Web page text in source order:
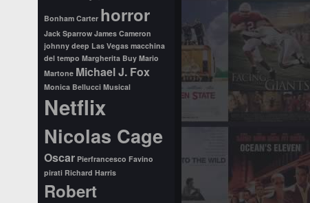
Bonham Carter horror
Jack Sparrow James Cameron
johnny deep Las Vegas macchina
del tempo Margherita Buy Mario
Martone Michael J. Fox
Monica Bellucci Musical
Netflix
Nicolas Cage
Oscar Pierfrancesco Favino
pirati Richard Harris
Robert